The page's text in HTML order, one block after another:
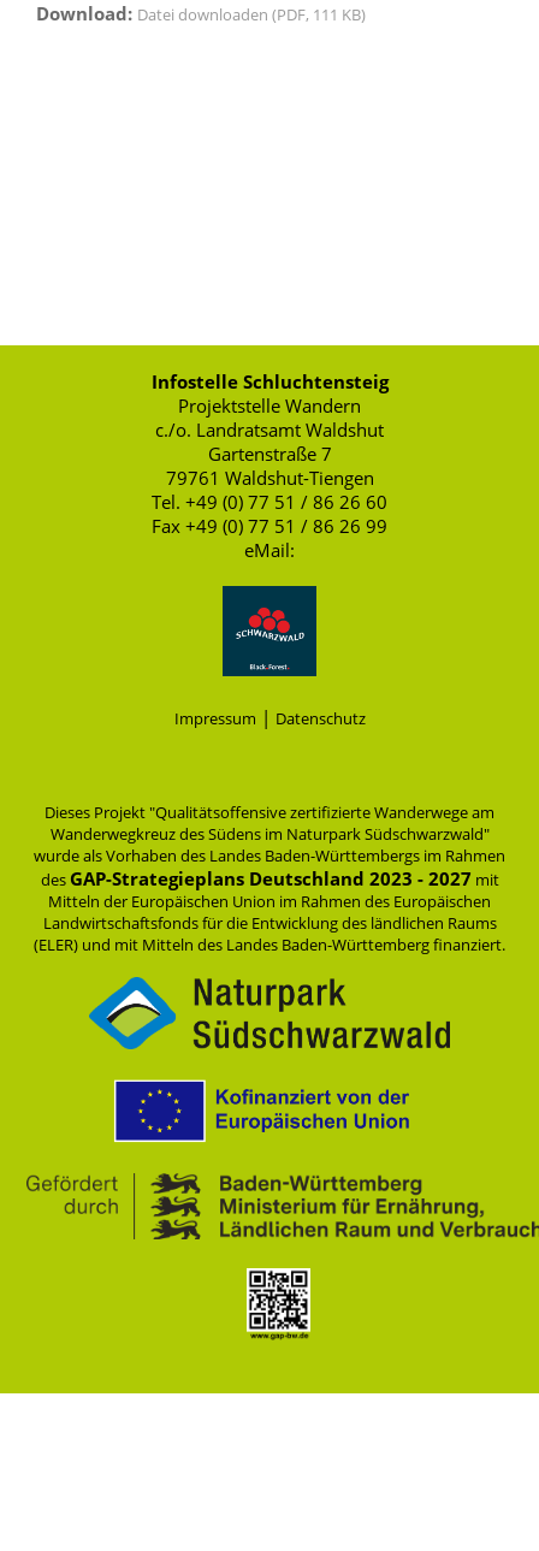
Download: Datei downloaden (PDF, 111 KB)
Infostelle Schluchtensteig
Projektstelle Wandern
c./o. Landratsamt Waldshut
Gartenstraße 7
79761 Waldshut-Tiengen
Tel. +49 (0) 77 51 / 86 26 60
Fax +49 (0) 77 51 / 86 26 99
eMail:
Impressum | Datenschutz
Dieses Projekt "Qualitätsoffensive zertifizierte Wanderwege am
Wanderwegkreuz des Südens im Naturpark Südschwarzwald"
wurde als Vorhaben des Landes Baden-Württembergs im Rahmen
des GAP-Strategieplans Deutschland 2023 - 2027 mit
Mitteln der Europäischen Union im Rahmen des Europäischen
Landwirtschaftsfonds für die Entwicklung des ländlichen Raums
(ELER) und mit Mitteln des Landes Baden-Württemberg finanziert.